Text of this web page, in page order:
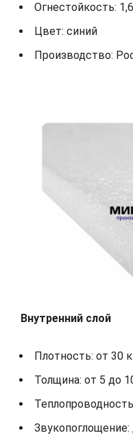
Огнестойкость:
Цвет: синий
Производство:
Внутренний слой
Плотность: от 30
Толщина: от 5 до
Звукопоглощение: